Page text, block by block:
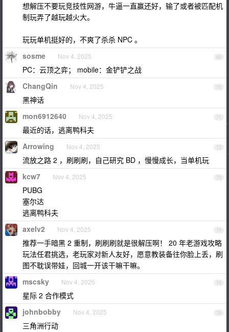
想解压不要玩竞技性网游，牛逼一直赢还好，输了或者被匹配机
制玩弄了越玩越火大。
玩玩单机挺好的，不爽了杀杀 NPC 。
69
sosme Nov 4, 2025
PC：云顶之弈； mobile：金铲铲之战
70
ChangQin Nov 4, 2025
黑神话
71
mon6912640 Nov 4, 2025
最近的话，逃离鸭科夫
72
Arrowing Nov 4, 2025
流放之路 2 ，刷刷刷，自己研究 BD ，慢慢成长，当单机玩
73
kcw7 Nov 4, 2025
PUBG
塞尔达
逃离鸭科夫
74
axelv2 Nov 4, 2025
推荐一手暗黑 2 重制，刷刷刷就是很解压啊！ 20 年老游戏攻略
玩法任君挑选，老玩家对新人友好，愿意教装备往你脸上丢，刷
图不耽误带娃，回城一开该干嘛干嘛。
75
mscsky Nov 4, 2025
星际 2 合作模式
76
johnbobby Nov 4, 2025
三角洲行动